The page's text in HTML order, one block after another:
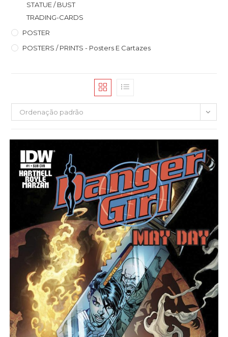
STATUE / BUST
TRADING-CARDS
POSTER
POSTERS / PRINTS - Posters E Cartazes
Ordenação padrão